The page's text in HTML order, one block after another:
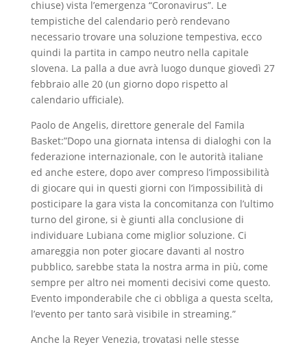
chiuse) vista l’emergenza “Coronavirus”. Le
tempistiche del calendario però rendevano
necessario trovare una soluzione tempestiva, ecco
quindi la partita in campo neutro nella capitale
slovena. La palla a due avrà luogo dunque giovedì 27
febbraio alle 20 (un giorno dopo rispetto al
calendario ufficiale).
Paolo de Angelis, direttore generale del Famila
Basket:”Dopo una giornata intensa di dialoghi con la
federazione internazionale, con le autorità italiane
ed anche estere, dopo aver compreso l’impossibilità
di giocare qui in questi giorni con l’impossibilità di
posticipare la gara vista la concomitanza con l’ultimo
turno del girone, si è giunti alla conclusione di
individuare Lubiana come miglior soluzione. Ci
amareggia non poter giocare davanti al nostro
pubblico, sarebbe stata la nostra arma in più, come
sempre per altro nei momenti decisivi come questo.
Evento imponderabile che ci obbliga a questa scelta,
l’evento per tanto sarà visibile in streaming.”
Anche la Reyer Venezia, trovatasi nelle stesse